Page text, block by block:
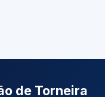
de Torneira